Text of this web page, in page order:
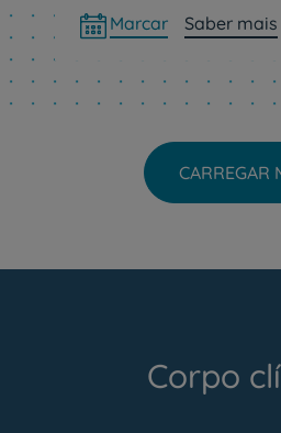
Marcar Saber mais
CARREGAR
Corpo